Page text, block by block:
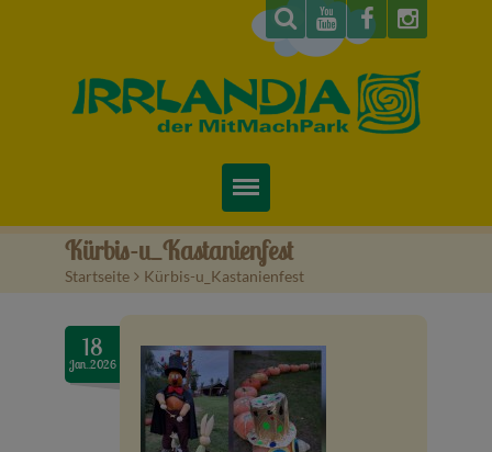
Startseite
Preise & Infos
Tickets
Attraktionen
Kürbis-u_Kastanienfest
Startseite > Kürbis-u_Kastanienfest
18
Jan..2026